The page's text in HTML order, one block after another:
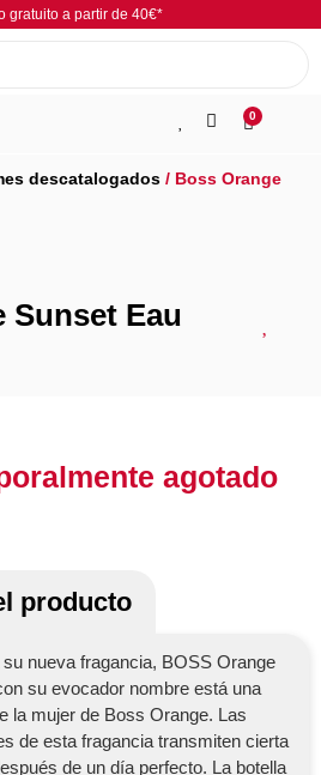
gratuito a partir de 40€*
0
descatalogados / Boss Orange
Sunset Eau
agotado
producto
nueva fragancia, BOSS Orange
su evocador nombre está una
la mujer de Boss Orange. Las
de esta fragancia transmiten cierta
de un día perfecto. La botella